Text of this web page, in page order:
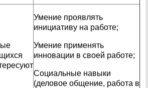
Умение проявлять
инициативу на работе;
Умение применять
инновации в своей работе;
Социальные навыки
(деловое общение, работа в